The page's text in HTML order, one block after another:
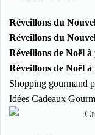
Réveillons du
Réveillons du
Réveillons de Noël à
Réveillons de Noël à
Shopping gourmand
Idées Cadeaux